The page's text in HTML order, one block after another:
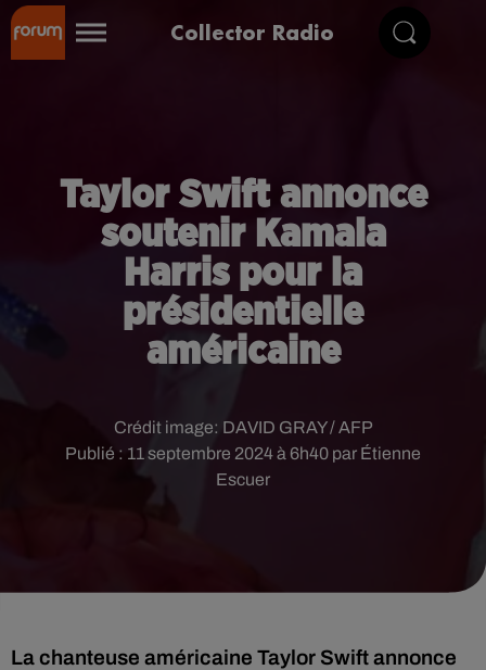
Collector Radio
Taylor Swift annonce
soutenir Kamala
Harris pour la
présidentielle
américaine
Publié : 11 septembre 2024 à 6h40 par Étienne
Escuer
Crédit image: DAVID GRAY / AFP
La chanteuse américaine Taylor Swift annonce